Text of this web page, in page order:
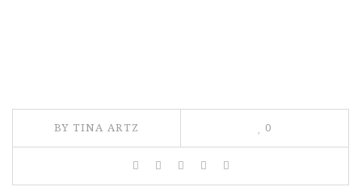
BY TINA ARTZ 0